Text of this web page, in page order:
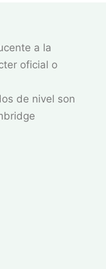
a la
oficial o
de nivel son